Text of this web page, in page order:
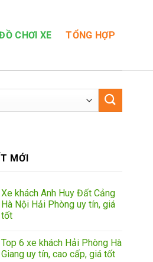
CHƠI XE TỔNG HỢP
MỚI
Xe khách Anh Huy Đất Cảng
Hà Nội Hải Phòng uy tín, giá
tốt
Top 6 xe khách Hải Phòng Hà
Giang uy tín, cao cấp, giá tốt